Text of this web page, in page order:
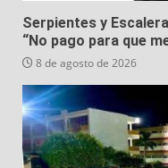
Serpientes y
“No pago para que
8 de agosto de 2026